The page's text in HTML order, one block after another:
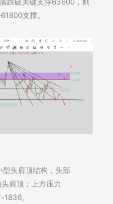
支撑。
型头肩顶结构，头部
肩顶；上方压力
。